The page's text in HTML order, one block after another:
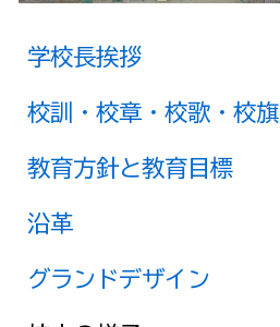
学校長挨拶
校訓・校章・校歌・校旗
教育方針と教育目標
沿革
グランドデザイン